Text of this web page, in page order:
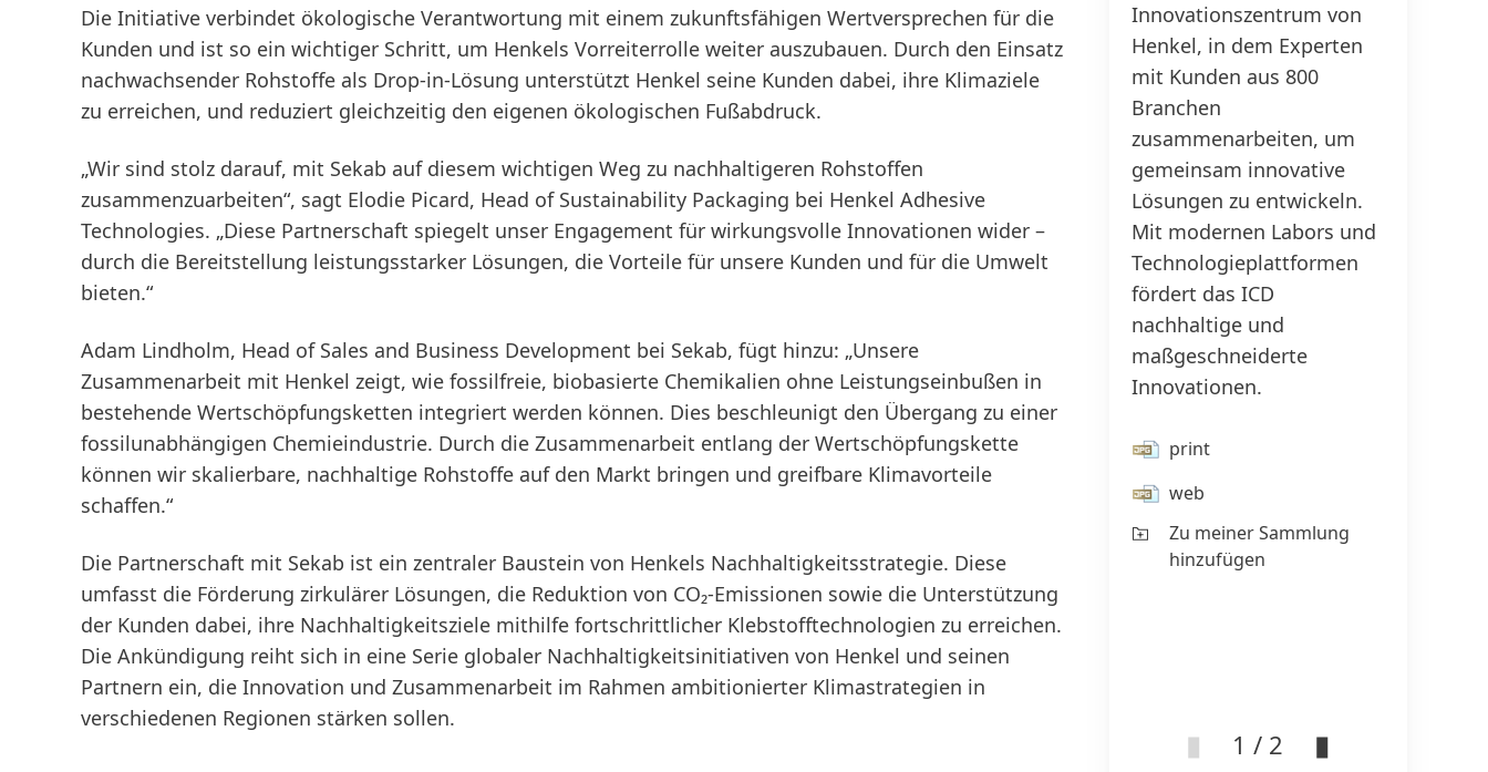
Die Initiative verbindet ökologische Verantwortung mit einem zukunftsfähigen Wertversprechen für die
Kunden und ist so ein wichtiger Schritt, um Henkels Vorreiterrolle weiter auszubauen. Durch den Einsatz
nachwachsender Rohstoffe als Drop-in-Lösung unterstützt Henkel seine Kunden dabei, ihre Klimaziele
zu erreichen, und reduziert gleichzeitig den eigenen ökologischen Fußabdruck.
„Wir sind stolz darauf, mit Sekab auf diesem wichtigen Weg zu nachhaltigeren Rohstoffen
zusammenzuarbeiten“, sagt Elodie Picard, Head of Sustainability Packaging bei Henkel Adhesive
Technologies. „Diese Partnerschaft spiegelt unser Engagement für wirkungsvolle Innovationen wider –
durch die Bereitstellung leistungsstarker Lösungen, die Vorteile für unsere Kunden und für die Umwelt
bieten.“
Adam Lindholm, Head of Sales and Business Development bei Sekab, fügt hinzu: „Unsere
Zusammenarbeit mit Henkel zeigt, wie fossilfreie, biobasierte Chemikalien ohne Leistungseinbußen in
bestehende Wertschöpfungsketten integriert werden können. Dies beschleunigt den Übergang zu einer
fossilunabhängigen Chemieindustrie. Durch die Zusammenarbeit entlang der Wertschöpfungskette
können wir skalierbare, nachhaltige Rohstoffe auf den Markt bringen und greifbare Klimavorteile
schaffen.“
Die Partnerschaft mit Sekab ist ein zentraler Baustein von Henkels Nachhaltigkeitsstrategie. Diese
umfasst die Förderung zirkulärer Lösungen, die Reduktion von CO₂-Emissionen sowie die Unterstützung
der Kunden dabei, ihre Nachhaltigkeitsziele mithilfe fortschrittlicher Klebstofftechnologien zu erreichen.
Die Ankündigung reiht sich in eine Serie globaler Nachhaltigkeitsinitiativen von Henkel und seinen
Partnern ein, die Innovation und Zusammenarbeit im Rahmen ambitionierter Klimastrategien in
verschiedenen Regionen stärken sollen.
Innovationszentrum von
Henkel, in dem Experten
mit Kunden aus 800
Branchen
zusammenarbeiten, um
gemeinsam innovative
Lösungen zu entwickeln.
Mit modernen Labors und
Technologieplattformen
fördert das ICD
nachhaltige und
maßgeschneiderte
Innovationen.
print
web
Zu meiner Sammlung
hinzufügen
1 / 2